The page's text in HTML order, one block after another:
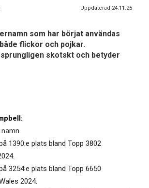
Uppdaterad 24.11.25
som har börjat användas
flickor och pojkar.
skotskt och betyder
1390:e plats bland Topp 3802
3254:e plats bland Topp 6650
2024.